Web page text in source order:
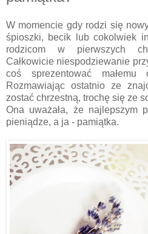
W momencie gdy rodzi się
śpioszki, becik lub cokolwiek
rodzicom w pierwszych
Całkowicie niespodziewanie
coś sprezentować małemu
Rozmawiając ostatnio ze
zostać chrzestną, trochę się ze
Ona uważała, że najlepszym
pieniądze, a ja - pamiątka.